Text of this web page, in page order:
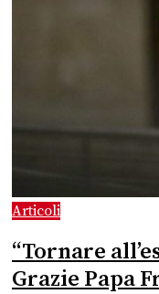
Articoli
“Tornare
Grazie Papa